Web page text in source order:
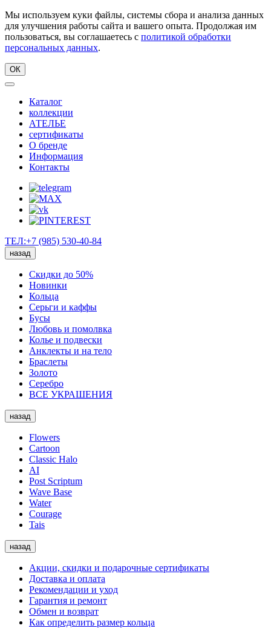
Мы используем куки файлы, системы сбора и анализа данных
для улучшения работы сайта и вашего опыта. Продолжая им
пользоваться, вы соглашаетесь с политикой обработки
персональных данных.
ОК
Каталог
коллекции
АТЕЛЬЕ
сертификаты
О бренде
Информация
Контакты
ТЕЛ:+7 (985) 530-40-84
назад
Скидки до 50%
Новинки
Кольца
Серьги и каффы
Бусы
Любовь и помолвка
Колье и подвески
Анклекты и на тело
Браслеты
Золото
Серебро
ВСЕ УКРАШЕНИЯ
назад
Flowers
Cartoon
Classic Halo
AI
Post Scriptum
Wave Base
Water
Courage
Tais
назад
Акции, скидки и подарочные сертификаты
Доставка и оплата
Рекомендации и уход
Гарантия и ремонт
Обмен и возврат
Как определить размер кольца